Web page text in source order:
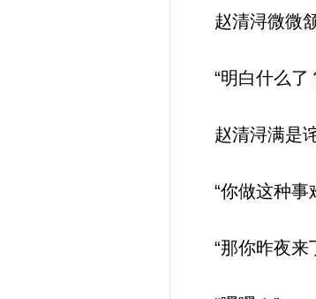
赵清浔微微颔
“明白什么了
赵清浔满是诧
“你做这种事
“那你昨夜来